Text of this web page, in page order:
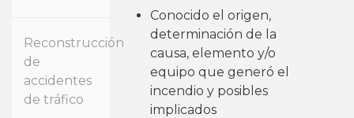
Reconstrucción
de
accidentes
de tráfico
Conocido el origen,
determinación de la
causa, elemento y/o
equipo que generó el
incendio y posibles
implicados